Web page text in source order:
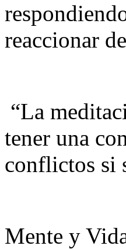
reaccionar
“La
tener una
conflictos si
Mente y